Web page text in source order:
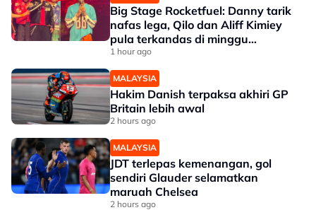
Big Stage Rocketfuel: Danny tarik
nafas lega, Qilo dan Aliff Kimiey
pula terkandas di minggu
separuh akhir
1 hour ago
MALAYSIA
Hakim Danish terpaksa akhiri GP
Britain lebih awal
2 hours ago
MALAYSIA
JDT terlepas kemenangan, gol
sendiri Glauder selamatkan
maruah Chelsea
2 hours ago